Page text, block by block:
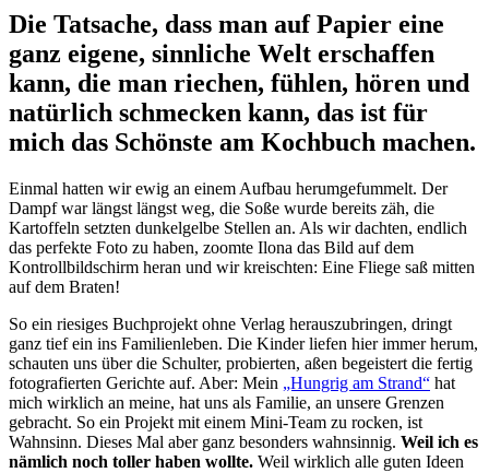
Die Tatsache, dass man auf Papier eine
ganz eigene, sinnliche Welt erschaffen
kann, die man riechen, fühlen, hören und
natürlich schmecken kann, das ist für
mich das Schönste am Kochbuch machen.
Einmal hatten wir ewig an einem Aufbau herumgefummelt. Der
Dampf war längst längst weg, die Soße wurde bereits zäh, die
Kartoffeln setzten dunkelgelbe Stellen an. Als wir dachten, endlich
das perfekte Foto zu haben, zoomte Ilona das Bild auf dem
Kontrollbildschirm heran und wir kreischten: Eine Fliege saß mitten
auf dem Braten!
So ein riesiges Buchprojekt ohne Verlag herauszubringen, dringt
ganz tief ein ins Familienleben. Die Kinder liefen hier immer herum,
schauten uns über die Schulter, probierten, aßen begeistert die fertig
fotografierten Gerichte auf. Aber: Mein „Hungrig am Strand“ hat
mich wirklich an meine, hat uns als Familie, an unsere Grenzen
gebracht. So ein Projekt mit einem Mini-Team zu rocken, ist
Wahnsinn. Dieses Mal aber ganz besonders wahnsinnig. Weil ich es
nämlich noch toller haben wollte. Weil wirklich alle guten Ideen